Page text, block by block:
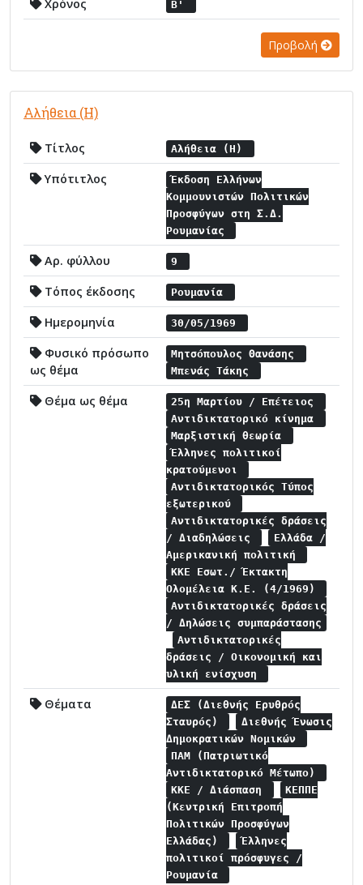
Χρόνος Β'
Προβολή
Αλήθεια (Η)
Τίτλος Αλήθεια (Η)
Υπότιτλος
Έκδοση Ελλήνων
Κομμουνιστών Πολιτικών
Προσφύγων στη Σ.Δ.
Ρουμανίας
Αρ. φύλλου 9
Τόπος έκδοσης Ρουμανία
Ημερομηνία 30/05/1969
Φυσικό πρόσωπο
ως θέμα
Μητσόπουλος Θανάσης
Μπενάς Τάκης
Θέμα ως θέμα
25η Μαρτίου / Επέτειος
Αντιδικτατορικό κίνημα
Μαρξιστική θεωρία
Έλληνες πολιτικοί
κρατούμενοι
Αντιδικτατορικός Τύπος
εξωτερικού
Αντιδικτατορικές δράσεις
/ Διαδηλώσεις
Ελλάδα /
Αμερικανική πολιτική
ΚΚΕ Εσωτ./ Έκτακτη
Ολομέλεια Κ.Ε. (4/1969)
Αντιδικτατορικές δράσεις
/ Δηλώσεις συμπαράστασης
Αντιδικτατορικές
δράσεις / Οικονομική και
υλική ενίσχυση
Θέματα
ΔΕΣ (Διεθνής Ερυθρός
Σταυρός)
Διεθνής Ένωσις
Δημοκρατικών Νομικών
ΠΑΜ (Πατριωτικό
Αντιδικτατορικό Μέτωπο)
ΚΚΕ / Διάσπαση
ΚΕΠΠΕ
(Κεντρική Επιτροπή
Πολιτικών Προσφύγων
Ελλάδας)
Έλληνες
πολιτικοί πρόσφυγες /
Ρουμανία